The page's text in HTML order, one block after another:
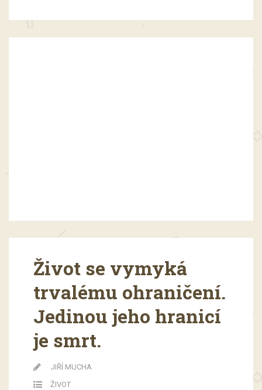
Život se vymyká
trvalému ohraničení.
Jedinou jeho hranicí
je smrt.
JIŘÍ MUCHA
ŽIVOT